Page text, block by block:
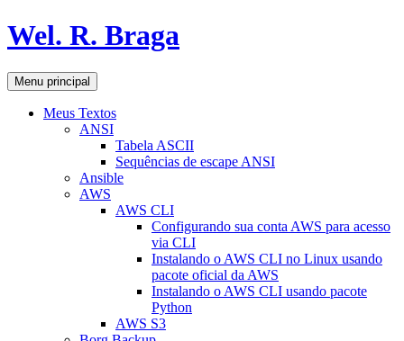
Pular
para
conteúdo
Wel. R. Braga
Pesquisar
Menu principal
Meus Textos
ANSI
Tabela ASCII
Sequências de escape ANSI
Ansible
AWS
AWS CLI
Configurando sua conta AWS para acesso
via CLI
Instalando o AWS CLI no Linux usando
pacote oficial da AWS
Instalando o AWS CLI usando pacote
Python
AWS S3